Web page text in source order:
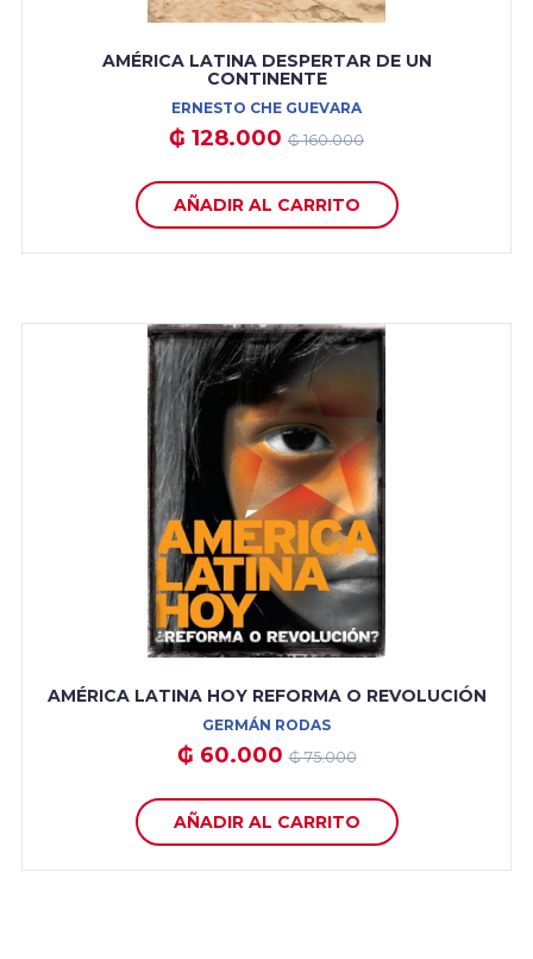
AMÉRICA LATINA DESPERTAR DE UN
CONTINENTE
ERNESTO CHE GUEVARA
₲ 128.000 ₲ 160.000
AÑADIR AL CARRITO
AMÉRICA LATINA HOY REFORMA O REVOLUCIÓN
GERMÁN RODAS
₲ 60.000₲ 75.000
AÑADIR AL CARRITO